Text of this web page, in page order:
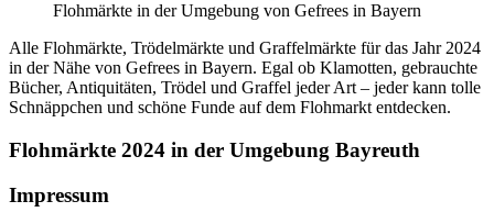
Flohmärkte in der Umgebung von Gefrees in Bayern
Alle Flohmärkte, Trödelmärkte und Graffelmärkte für das Jahr 2024
in der Nähe von Gefrees in Bayern. Egal ob Klamotten, gebrauchte
Bücher, Antiquitäten, Trödel und Graffel jeder Art – jeder kann tolle
Schnäppchen und schöne Funde auf dem Flohmarkt entdecken.
Flohmärkte 2024 in der Umgebung Bayreuth
Footer
Impressum